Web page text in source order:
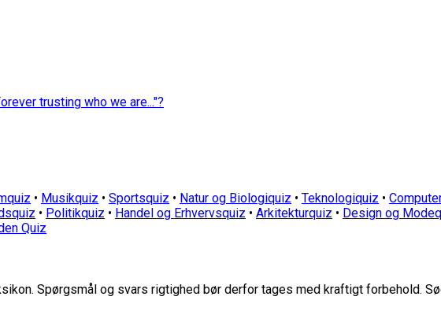
trusting who we are..."?
• Musikquiz • Sportsquiz • Natur og Biologiquiz • Teknologiquiz •
• Politikquiz • Handel og Erhvervsquiz • Arkitekturquiz • Design og
Quiz
Spørgsmål og svars rigtighed bør derfor tages med kraftigt forbehold.